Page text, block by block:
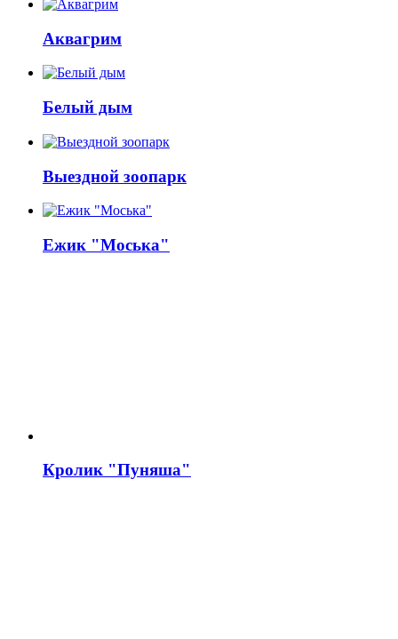
Аквагрим
Белый дым
Выездной зоопарк
Ежик "Моська"
Кролик "Пуняша"